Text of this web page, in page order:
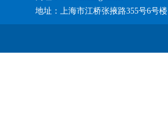
地址：上海市江桥张掖路355号6号楼